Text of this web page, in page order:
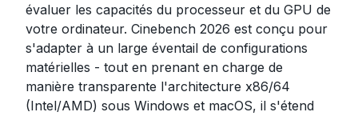
évaluer les capacités du processeur et du GPU de
votre ordinateur. Cinebench 2026 est conçu pour
s'adapter à un large éventail de configurations
matérielles - tout en prenant en charge de
manière transparente l'architecture x86/64
(Intel/AMD) sous Windows et macOS, il s'étend